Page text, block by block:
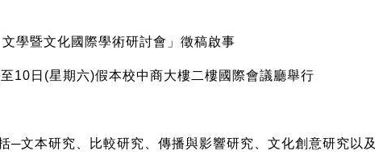
學暨文化國際學術研討會」徵稿啟事
10日(星期六)假本校中商大樓二樓國際會議廳舉行
─文本研究、比較研究、傳播與影響研究、文化創意研究以